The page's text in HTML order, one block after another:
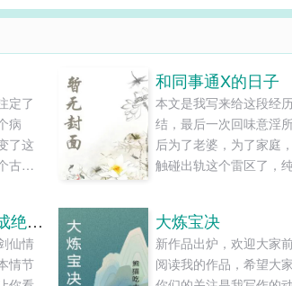
定了
病
了这
古代
和同事通X的日子
本文是我写来给这段经
结，最后一次回味意淫
后为了老婆，为了家庭
触碰出轨这个雷区了，
让你看守皇陵，没让你成绝世剑仙
仙情
情节
大炼宝决
新作品出炉，欢迎大家
阅读我的作品，希望大